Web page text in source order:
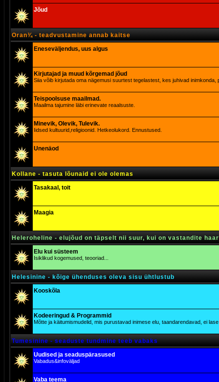
Jõud
Oran¾ - teadvustamine annab kaitse
Eneseväljendus, uus algus
Kirjutajad ja muud kõrgemad jõud
Siia võib kirjutada oma nägemusi suurtest tegelastest, kes juhivad inimkonda,
Teispoolsuse maailmad.
Maailma tajumine läbi erinevate reaalsuste.
Minevik, Olevik, Tulevik.
Iidsed kultuurid,religioonid. Hetkeolukord. Ennustused.
Unenäod
Kollane - tasuta lõunaid ei ole olemas
Tasakaal, toit
Maagia
Heleroheline - elujõud on täpselt nii suur, kui on vastandite
Elu kui süsteem
Isiklikud kogemused, teooriad...
Helesinine - kõige ühenduses oleva sisu ühtlustub
Kooskõla
Kodeeringud & Programmid
Mõtte ja käitumismudelid, mis purustavad inimese elu, taandarendavad, ei
Tumesinine - seaduste tundmine teeb vabaks
Uudised ja seaduspärasused
Vabadus&infoväljad
Vaba teema